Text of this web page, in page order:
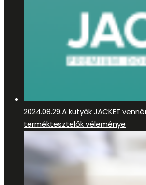
2024.08.29.A kutyák JACKET
terméktesztelők véleménye